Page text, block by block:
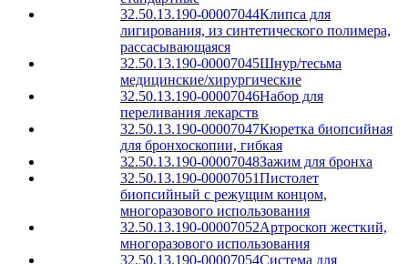
32.50.13.190-00007044Клипса для
лигирования, из синтетического полимера,
рассасывающаяся
32.50.13.190-00007045Шнур/тесьма
медицинские/хирургические
32.50.13.190-00007046Набор для
переливания лекарств
32.50.13.190-00007047Кюретка биопсийная
для бронхоскопии, гибкая
32.50.13.190-00007048Зажим для бронха
32.50.13.190-00007051Пистолет
биопсийный с режущим концом,
многоразового использования
32.50.13.190-00007052Артроскоп жесткий,
многоразового использования
32.50.13.190-00007054Система для